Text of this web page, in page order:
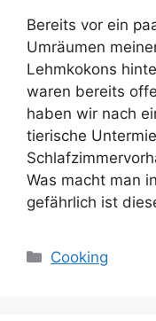
Bereits vor ein
Umräumen
Lehmkokons
waren bereits
haben wir nach
tierische
Was macht man
gefährlich ist
Categories
Cooking